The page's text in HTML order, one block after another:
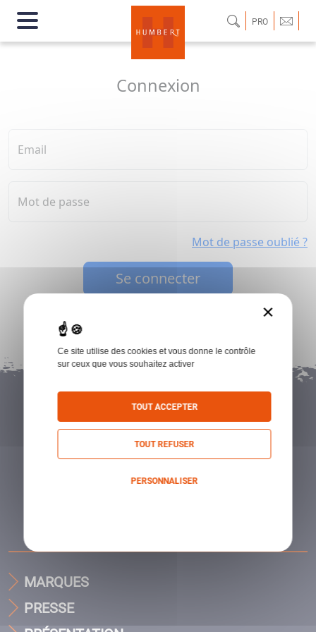
PRO
Connexion
Email
Mot de passe
Mot de passe oublié ?
Se connecter
MARQUES
PRESSE
×
Ce site utilise des cookies et vous donne le contrôle
sur ceux que vous souhaitez activer
TOUT ACCEPTER
TOUT REFUSER
PERSONNALISER